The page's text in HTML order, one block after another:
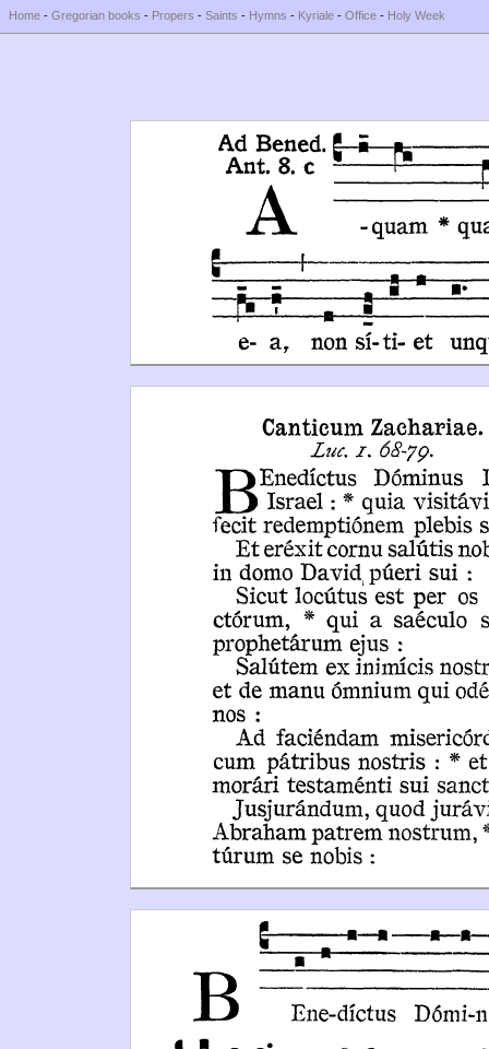
Home - Gregorian books - Propers - Saints - Hymns - Kyriale - Office - Holy Week